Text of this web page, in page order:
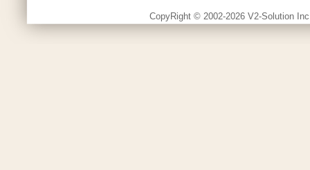
CopyRight © 2002-2026 V2-Solution